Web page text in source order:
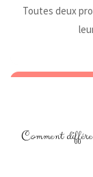
Toutes deux
Comment